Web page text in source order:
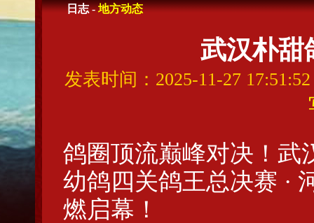
日志 -地方动态
武汉朴甜
发表时间：2025-11-27
鸽圈顶流巅峰对决！武
幼鸽四关鸽王总决赛 ·
燃启幕！